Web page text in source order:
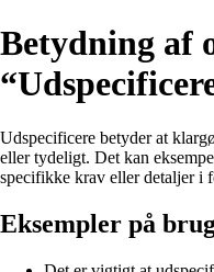
Betydning af
Udspecificere betyder at
eller tydeligt. Det kan
specifikke krav eller detaljer i
Eksempler på